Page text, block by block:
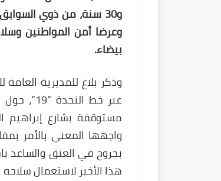
و30 سنة، من ذوي
وعرضا أمن المواطنين
بيضاء.
وذكر بلاغ للمديرية
عبر خط
مستوقفة بشارع إبراهيم
واجهها المعني بالأمر
بجروح في العنق والساعد
هذا الأخير لاستعمال